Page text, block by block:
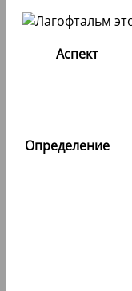
Аспект
Определение